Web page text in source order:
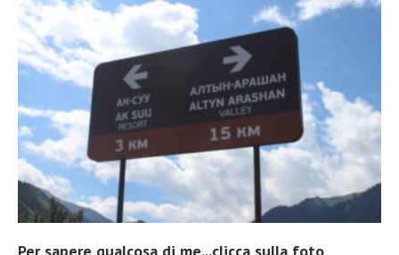
Per sapere qualcosa di me...clicca sulla foto